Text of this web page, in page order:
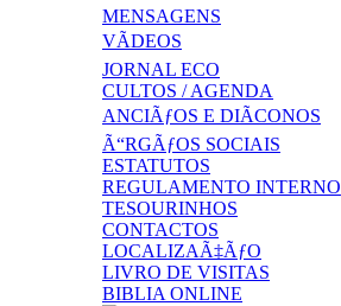
MENSAGENS
VÃDEOS
JORNAL ECO
CULTOS / AGENDA
ANCIÃƒOS E DIÃCONOS
Ã“RGÃƒOS SOCIAIS
ESTATUTOS
REGULAMENTO INTERNO
TESOURINHOS
CONTACTOS
LOCALIZAÃ‡ÃƒO
LIVRO DE VISITAS
BIBLIA ONLINE